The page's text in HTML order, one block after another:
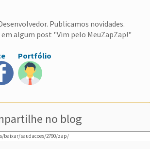
Publicamos novidades.
algum post "Vim pelo MeuZapZap!"
Portfólio
no blog